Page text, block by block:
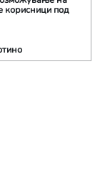
корисници под